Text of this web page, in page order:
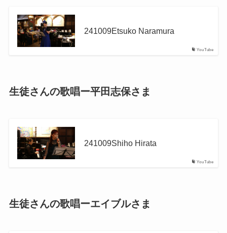
YouTube
241009Etsuko Naramura
生徒さんの歌唱ー平田志保さま
YouTube
241009Shiho Hirata
生徒さんの歌唱ーエイブルさま